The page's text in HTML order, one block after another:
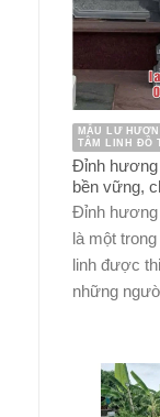
MẪU LƯ
TÂM LINH ĐỒ
Đỉnh hương
bền vững,
Đỉnh hương
là một
linh được
những